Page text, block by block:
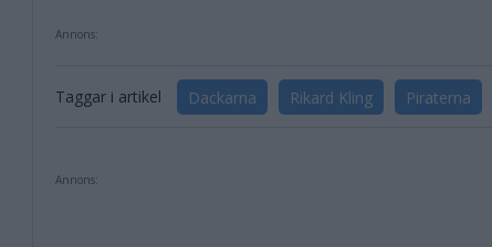
Annons:
Taggar i artikel Dackarna Rikard Kling Piraterna
Annons: